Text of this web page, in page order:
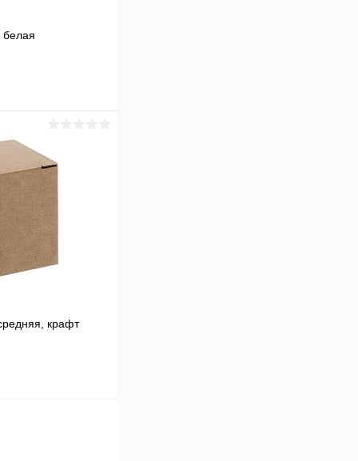
белая
Сравнение
В наличии
крафт